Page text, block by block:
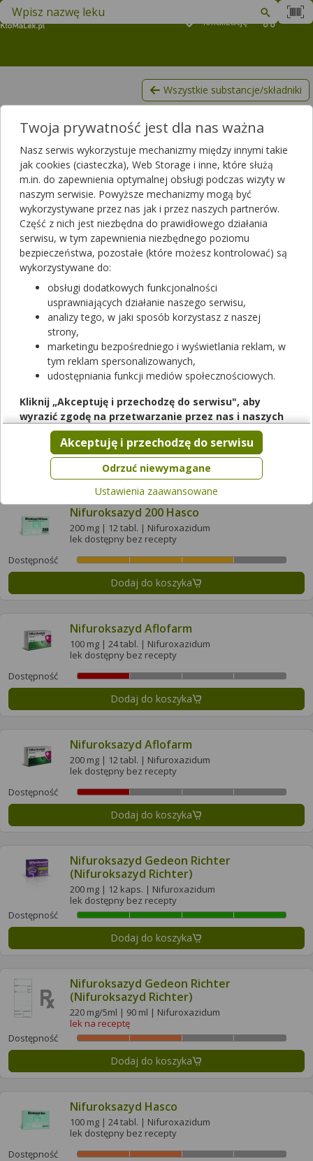
lokalizację
Znajdź lek w swojej okolicy
Nifuroksazyd
Wszystkie substancje/składniki
Lista produktów, zawierających Nifuroksazyd
Filtrowanie
Filtrowanie
Wyniki wyszukiwania(11)
Wyczyść filtry
Nifuroksazyd
100 mg | 24 tabl. | Nifuroxazidum
lek dostępny bez recepty
Dostępność
Dodaj do koszyka
Nifuroksazyd 200
200 mg | 14 tabl. | Nifuroxazidum
lek na receptę
Dodaj do koszyka
Nifuroksazyd 200 Hasco
200 mg | 12 tabl. | Nifuroxazidum
lek dostępny bez recepty
Dostępność
Dodaj do koszyka
Nifuroksazyd Aflofarm
100 mg | 24 tabl. | Nifuroxazidum
lek dostępny bez recepty
Dostępność
Dodaj do koszyka
Nifuroksazyd Aflofarm
200 mg | 12 tabl. | Nifuroxazidum
lek dostępny bez recepty
Dostępność
Dodaj do koszyka
Nifuroksazyd Gedeon Richter
(Nifuroksazyd Richter)
200 mg | 12 kaps. | Nifuroxazidum
lek dostępny bez recepty
Dostępność
Dodaj do koszyka
Nifuroksazyd Gedeon Richter
(Nifuroksazyd Richter)
220 mg/5ml | 90 ml | Nifuroxazidum
lek na receptę
Dostępność
Dodaj do koszyka
Nifuroksazyd Hasco
100 mg | 24 tabl. | Nifuroxazidum
lek dostępny bez recepty
Dostępność
Twoja prywatność jest dla nas ważna
Nasz serwis wykorzystuje mechanizmy między innymi takie
jak cookies (ciasteczka), Web Storage i inne, które służą
m.in. do zapewnienia optymalnej obsługi podczas wizyty w
naszym serwisie. Powyższe mechanizmy mogą być
wykorzystywane przez nas jak i przez naszych partnerów.
Część z nich jest niezbędna do prawidłowego działania
serwisu, w tym zapewnienia niezbędnego poziomu
bezpieczeństwa, pozostałe (które możesz kontrolować) są
wykorzystywane do:
obsługi dodatkowych funkcjonalności
usprawniających działanie naszego serwisu,
analizy tego, w jaki sposób korzystasz z naszej
strony,
marketingu bezpośredniego i wyświetlania reklam, w
tym reklam spersonalizowanych,
udostępniania funkcji mediów społecznościowych.
Kliknij „Akceptuję i przechodzę do serwisu", aby
wyrazić zgodę na przetwarzanie przez nas i naszych
partnerów Twoich danych w powyższych celach.
Pamiętaj, że wyrażenie zgody jest dobrowolne, a wyrażoną
zgodę możesz w każdej chwili cofnąć, możesz też wycofać
zgodę na przetwarzanie Twoich danych tylko w niektórych
celach. Jeżeli chcesz dowiedzieć się więcej lub chcesz
przeprowadzić konfigurację szczegółową, to możesz tego
dokonać za pomocą „Ustawień zaawansowanych".
Więcej informacji na temat wykorzystywania narzędzi
zewnętrznych w naszym serwisie znajdziesz wRegulaminie
Serwisu.
Odrzuć niewymagane
Akceptuję i przechodzę do serwisu
Ustawienia zaawansowane